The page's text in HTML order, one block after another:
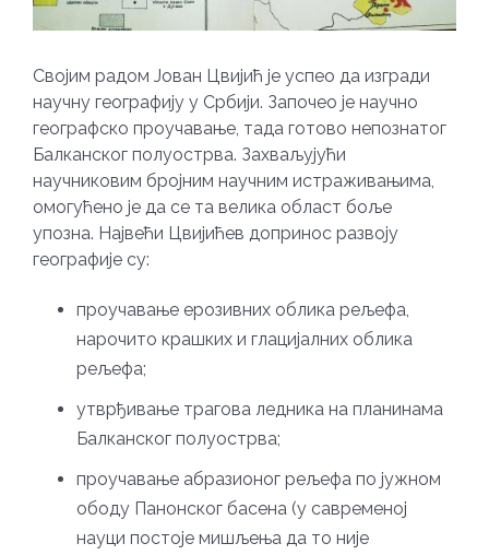
Cвојим радом Јован Цвијић је успео да изгради
научну географију у Србији. Започео је научно
географско проучавање, тада готово непознатог
Балканског полуострва. Захваљујући
научниковим бројним научним истраживањима,
омогућено је да се та велика област боље
упозна. Највећи Цвијићев допринос развоју
географије су:
проучавање ерозивних облика рељефа,
нарочито крашких и глацијалних облика
рељефа;
утврђивање трагова ледника на планинама
Балканског полуострва;
проучавање абразионог рељефа по јужном
ободу Панонског басена (у савременој
науци постоје мишљења да то није